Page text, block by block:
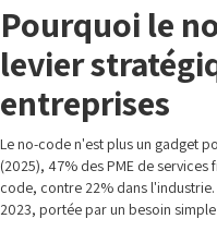
Pourquoi le
levier
entreprises
Le no-code n'est plus un gadget
(2025), 47% des PME de
code, contre 22% dans
2023, portée par un besoin